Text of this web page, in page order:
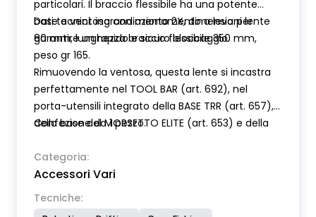
particolari. Il braccio flessibile ha una potente
base a ventosa con azionamento a leva per
garantire un rapido e sicuro bloccaggio.
Dati tecnici: ingrandimento 2X, dimensioni lente
80 mm, lunghezza braccio flessibile 350 mm,
peso gr 165.
Rimuovendo la ventosa, questa lente si incastra
perfettamente nel TOOL BAR (art. 692), nel
porta-utensili integrato della BASE TRR (art. 657),
della base del MORSETTO ELITE (art. 653) e della
Confezione da 1 pezzo.
Categoria:
Accessori Vari
Tecniche: